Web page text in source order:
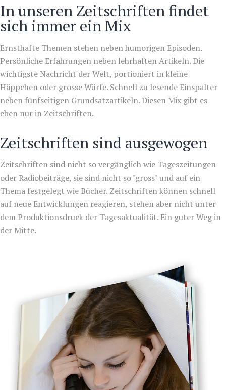
In unseren Zeitschriften findet
sich immer ein Mix
Ernsthafte Themen stehen neben humorigen Episoden.
Persönliche Erfahrungen neben lehrhaften Artikeln. Die
wichtigste Nachricht der Welt, portioniert in kleine
Häppchen oder grosse Würfe. Schnell zu lesende Einspalter
neben fünfseitigen Grundsatzartikeln. Diesen Mix gibt es
eben nur in Zeitschriften.
Zeitschriften sind ausgewogen
Zeitschriften sind nicht so vergänglich wie Tageszeitungen
oder Radiobeiträge, sie sind nicht so "gross" und auf ein
Thema festgelegt wie Bücher. Zeitschriften können schnell
auf neue Entwicklungen reagieren, stehen aber nicht unter
dem Produktionsdruck der Tagesaktualität. Ein guter Weg in
der Mitte.